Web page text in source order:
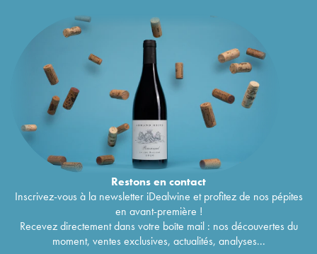
Restons encontact
Inscrivez-vous à la newsletter iDealwine et profitez de nos pépites
en avant-première !
Recevez directement dans votre boîte mail : nos découvertes du
moment, ventes exclusives, actualités, analyses...